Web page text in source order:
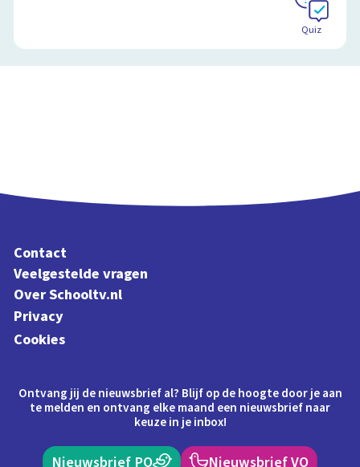
Quiz
Contact
Veelgestelde vragen
Over Schooltv.nl
Privacy
Cookies
Ontvang jij de nieuwsbrief al? Blijf op de hoogte door je aan
te melden en ontvang elke maand een nieuwsbrief naar
keuze in je inbox!
Nieuwsbrief PO Nieuwsbrief VO